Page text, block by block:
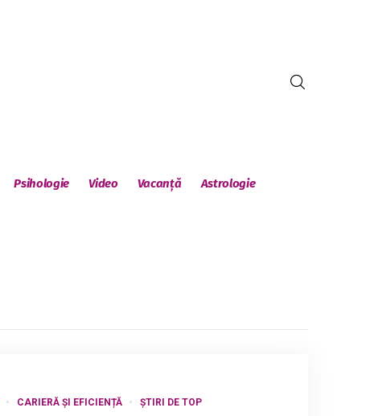
Psihologie Video Vacanță Astrologie
CARIERĂ ȘI EFICIENȚĂ ȘTIRI DE TOP